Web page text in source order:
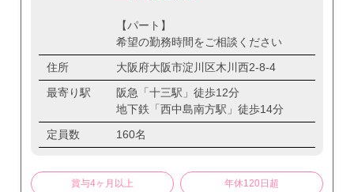
【パート】
希望の勤務時間をご相談ください
住所
大阪府大阪市淀川区木川西2-8-4
最寄り駅
阪急「十三駅」徒歩12分
地下鉄「西中島南方駅」徒歩14分
定員数
160名
賞与4ヶ月以上 年休120日超